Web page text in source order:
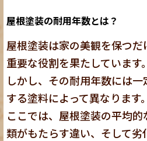
屋根塗装の耐用年数とは？
屋根塗装は家の美観を保つ
重要な役割を果たしています。
しかし、その耐用年数には
する塗料によって異なります。
ここでは、屋根塗装の平均
類がもたらす違い、そして